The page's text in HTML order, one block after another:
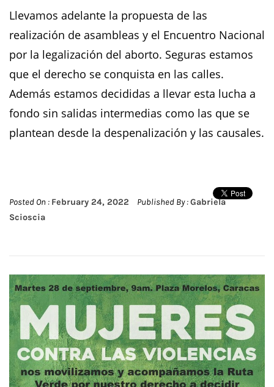
Llevamos adelante la propuesta de las
realización de asambleas y el Encuentro Nacional
por la legalización del aborto. Seguras estamos
que el derecho se conquista en las calles.
Además estamos decididas a llevar esta lucha a
fondo sin salidas intermedias como las que se
plantean desde la despenalización y las causales.
Posted On : February 24, 2022 Published By :Gabriela
Scioscia